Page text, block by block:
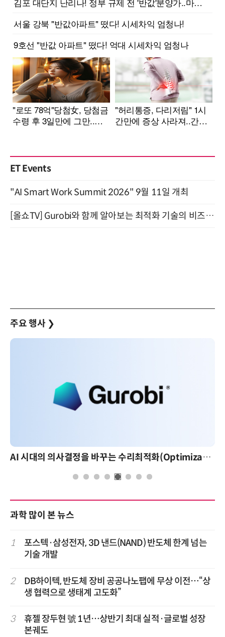
ET Events
"AI Smart Work Summit 2026" 9월 11일 개최
[올쇼TV] Gurobi와 함께 알아보는 최적화 기술의 비즈니스 활용 (8월 20일 생방송)
주요 행사 ❯
AI 핀옵스 실전 세미나: 폭증하는 AI 토큰 비용 관리 전략
과학 많이 본 뉴스
1
포스텍·삼성전자, 3D 낸드(NAND) 반도체 한계 넘는
기술 개발
2
DB하이텍, 반도체 장비 공공나노팹에 무상 이전…“상
생 협력으로 생태계 고도화”
3
휴젤 장두현 號 1년…상반기 최대 실적·글로벌 성장
본궤도